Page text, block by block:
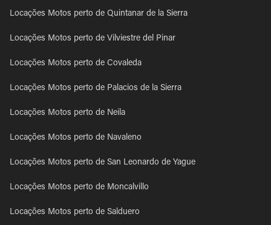
Locações Motos perto de Quintanar de la Sierra
Locações Motos perto de Vilviestre del Pinar
Locações Motos perto de Covaleda
Locações Motos perto de Palacios de la Sierra
Locações Motos perto de Neila
Locações Motos perto de Navaleno
Locações Motos perto de San Leonardo de Yague
Locações Motos perto de Moncalvillo
Locações Motos perto de Salduero